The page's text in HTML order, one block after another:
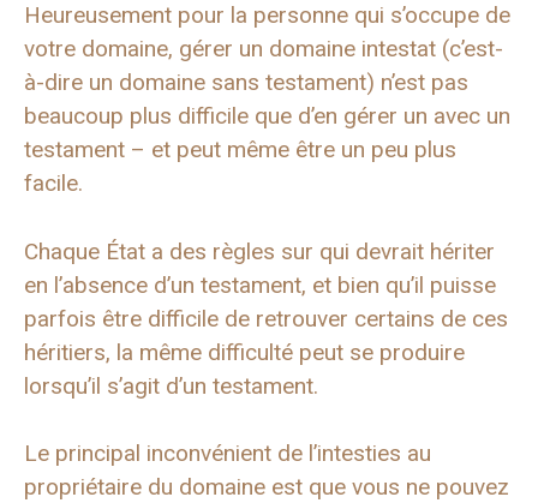
Heureusement pour la personne qui s’occupe de
votre domaine, gérer un domaine intestat (c’est-
à-dire un domaine sans testament) n’est pas
beaucoup plus difficile que d’en gérer un avec un
testament – et peut même être un peu plus
facile.
Chaque État a des règles sur qui devrait hériter
en l’absence d’un testament, et bien qu’il puisse
parfois être difficile de retrouver certains de ces
héritiers, la même difficulté peut se produire
lorsqu’il s’agit d’un testament.
Le principal inconvénient de l’intesties au
propriétaire du domaine est que vous ne pouvez